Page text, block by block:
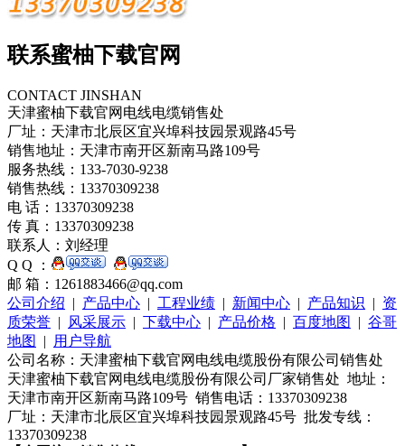
联系蜜柚下载官网
CONTACT JINSHAN
天津蜜柚下载官网电线电缆销售处
厂址：天津市北辰区宜兴埠科技园景观路45号
销售地址：天津市南开区新南马路109号
服务热线：133-7030-9238
销售热线：13370309238
电 话：13370309238
传 真：13370309238
联系人：刘经理
Q Q ：
邮 箱：1261883466@qq.com
公司介绍 | 产品中心 | 工程业绩 | 新闻中心 | 产品知识 | 资
质荣誉 | 风采展示 | 下载中心 | 产品价格 | 百度地图 | 谷哥
地图
|
用户导航
公司名称：天津蜜柚下载官网电线电缆股份有限公司销售处
天津蜜柚下载官网电线电缆股份有限公司厂家销售处 地址：
天津市南开区新南马路109号 销售电话：13370309238
厂址：天津市北辰区宜兴埠科技园景观路45号 批发专线：
13370309238